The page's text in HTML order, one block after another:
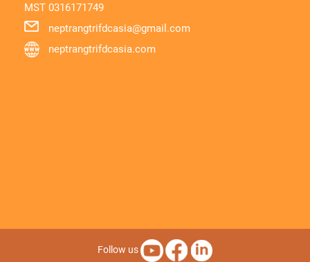
MST 0316171749
neptrangtrifdcasia@gmail.com
neptrangtrifdcasia.com
Follow us